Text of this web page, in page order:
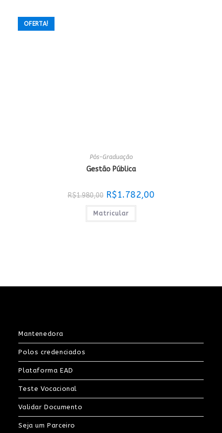
OFERTA!
Pós-Graduação
Gestão Pública
R$1.980,00 O
preço
original
era:
R$1.980,00.
R$1.782,00O
Matricular
Mantenedora
Polos credenciados
Plataforma EAD
Teste Vocacional
Validar Documento
Seja um Parceiro